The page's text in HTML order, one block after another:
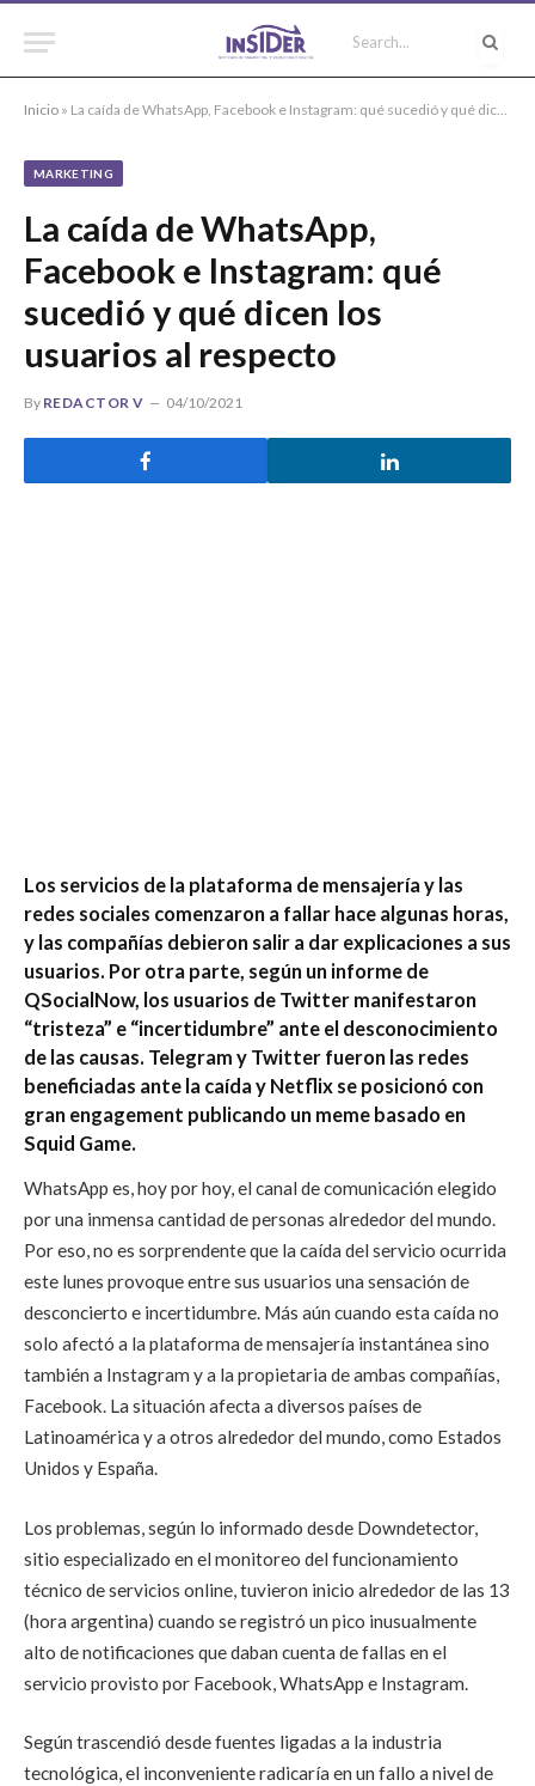
Inicio » La caída de WhatsApp, Facebook e Instagram: qué sucedió y qué dicen los usuarios al respecto
MARKETING
La caída de WhatsApp,
Facebook e Instagram: qué
sucedió y qué dicen los
usuarios al respecto
By REDACTOR V 04/10/2021
Los servicios de la plataforma de mensajería y las
redes sociales comenzaron a fallar hace algunas horas,
y las compañías debieron salir a dar explicaciones a sus
usuarios. Por otra parte, según un informe de
QSocialNow, los usuarios de Twitter manifestaron
“tristeza” e “incertidumbre” ante el desconocimiento
de las causas. Telegram y Twitter fueron las redes
beneficiadas ante la caída y Netflix se posicionó con
gran engagement publicando un meme basado en
Squid Game.
WhatsApp es, hoy por hoy, el canal de comunicación elegido
por una inmensa cantidad de personas alrededor del mundo.
Por eso, no es sorprendente que la caída del servicio ocurrida
este lunes provoque entre sus usuarios una sensación de
desconcierto e incertidumbre. Más aún cuando esta caída no
solo afectó a la plataforma de mensajería instantánea sino
también a Instagram y a la propietaria de ambas compañías,
Facebook. La situación afecta a diversos países de
Latinoamérica y a otros alrededor del mundo, como Estados
Unidos y España.
Los problemas, según lo informado desde Downdetector,
sitio especializado en el monitoreo del funcionamiento
técnico de servicios online, tuvieron inicio alrededor de las 13
(hora argentina) cuando se registró un pico inusualmente
alto de notificaciones que daban cuenta de fallas en el
servicio provisto por Facebook, WhatsApp e Instagram.
Según trascendió desde fuentes ligadas a la industria
tecnológica, el inconveniente radicaría en un fallo a nivel de